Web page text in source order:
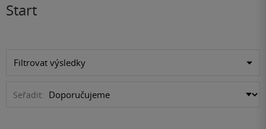
Start
Filtrovat výsledky
Seřadit: